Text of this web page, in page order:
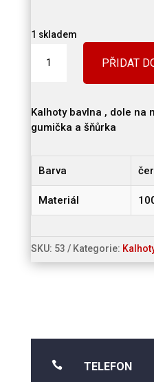
1 skladem
množství
PŘIDAT
Kalhoty bavlna , dole na
gumička a šňůrka
Barva
Materiál
SKU: 53 Kategorie:
 TELEFON